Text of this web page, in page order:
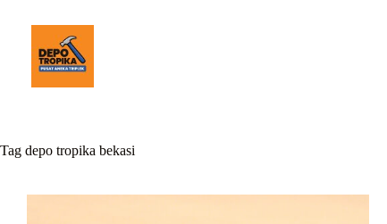
Tag depo tropika bekasi